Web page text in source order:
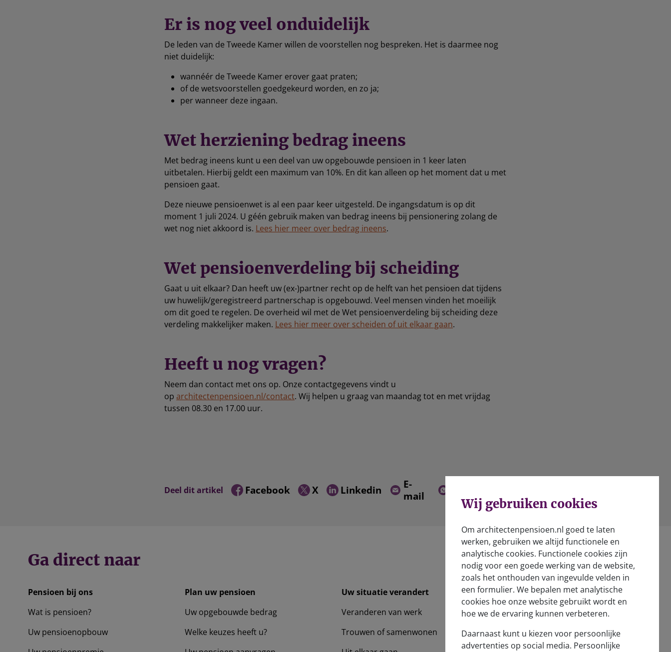
Er is nog veel onduidelijk
De leden van de Tweede Kamer willen de voorstellen nog bespreken. Het is daarmee nog
niet duidelijk:
wannéér de Tweede Kamer erover gaat praten;
of de wetsvoorstellen goedgekeurd worden, en zo ja;
per wanneer deze ingaan.
Wet herziening bedrag ineens
Met bedrag ineens kunt u een deel van uw opgebouwde pensioen in 1 keer laten
uitbetalen. Hierbij geldt een maximum van 10%. En dit kan alleen op het moment dat u met
pensioen gaat.
Deze nieuwe pensioenwet is al een paar keer uitgesteld. De ingangsdatum is op dit
moment 1 juli 2024. U géén gebruik maken van bedrag ineens bij pensionering zolang de
wet nog niet akkoord is. Lees hier meer over bedrag ineens.
Wet pensioenverdeling bij scheiding
Gaat u uit elkaar? Dan heeft uw (ex-)partner recht op de helft van het pensioen dat tijdens
uw huwelijk/geregistreerd partnerschap is opgebouwd. Veel mensen vinden het moeilijk
om dit goed te regelen. De overheid wil met de Wet pensioenverdeling bij scheiding deze
verdeling makkelijker maken. Lees hier meer over scheiden of uit elkaar gaan.
Heeft u nog vragen?
Neem dan contact met ons op. Onze contactgegevens vindt u
op architectenpensioen.nl/contact. Wij helpen u graag van maandag tot en met vrijdag
tussen 08.30 en 17.00 uur.
Deel dit artikel Facebook X Linkedin
E-
mail
Ga direct naar
Pensioen bij ons
Wat is pensioen?
Uw pensioenopbouw
Plan uw pensioen
Uw opgebouwde bedrag
Welke keuzes heeft u?
Uw situatie verandert
Veranderen van werk
Trouwen of samenwonen
Over ons
Wie zijn wij?
Verantwoord beleggen
Wij gebruiken cookies
Om architectenpensioen.nl goed te laten
werken, gebruiken we altijd functionele en
analytische cookies. Functionele cookies zijn
nodig voor een goede werking van de website,
zoals het onthouden van ingevulde velden in
een formulier. We bepalen met analytische
cookies hoe onze website gebruikt wordt en
hoe we de ervaring kunnen verbeteren.
Daarnaast kunt u kiezen voor persoonlijke
advertenties op social media. Persoonlijke